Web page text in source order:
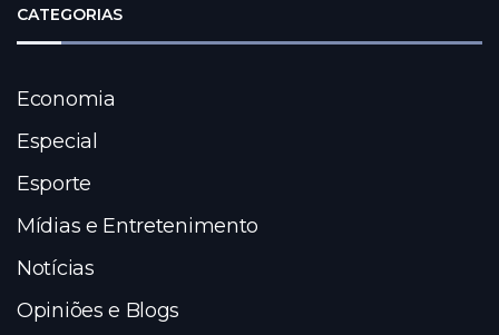
CATEGORIAS
Economia
Especial
Esporte
Mídias e Entretenimento
Notícias
Opiniões e Blogs